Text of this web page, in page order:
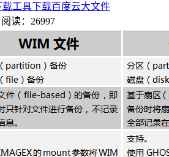
工具下载百度云大文件
阅读：26997